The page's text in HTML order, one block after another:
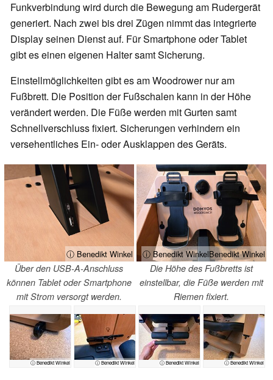
Funkverbindung wird durch die Bewegung am Rudergerät
generiert. Nach zwei bis drei Zügen nimmt das integrierte
Display seinen Dienst auf. Für Smartphone oder Tablet
gibt es einen eigenen Halter samt Sicherung.
Einstellmöglichkeiten gibt es am Woodrower nur am
Fußbrett. Die Position der Fußschalen kann in der Höhe
verändert werden. Die Füße werden mit Gurten samt
Schnellverschluss fixiert. Sicherungen verhindern ein
versehentliches Ein- oder Ausklappen des Geräts.
ⓘ Benedikt Winkel
Über den USB-A-Anschluss
können Tablet oder Smartphone
mit Strom versorgt werden.
ⓘ Benedikt WinkelBenedikt Winkel
Die Höhe des Fußbretts ist
einstellbar, die Füße werden mit
Riemen fixiert.
ⓘ Benedikt Winkel ⓘ Benedikt Winkel ⓘ Benedikt Winkel ⓘ Benedikt Winkel